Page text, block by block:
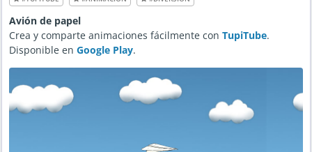
2
-
3
M
Avión de papel
Crea y comparte animaciones fácilmente con TupiTube.
Disponible en Google Play.